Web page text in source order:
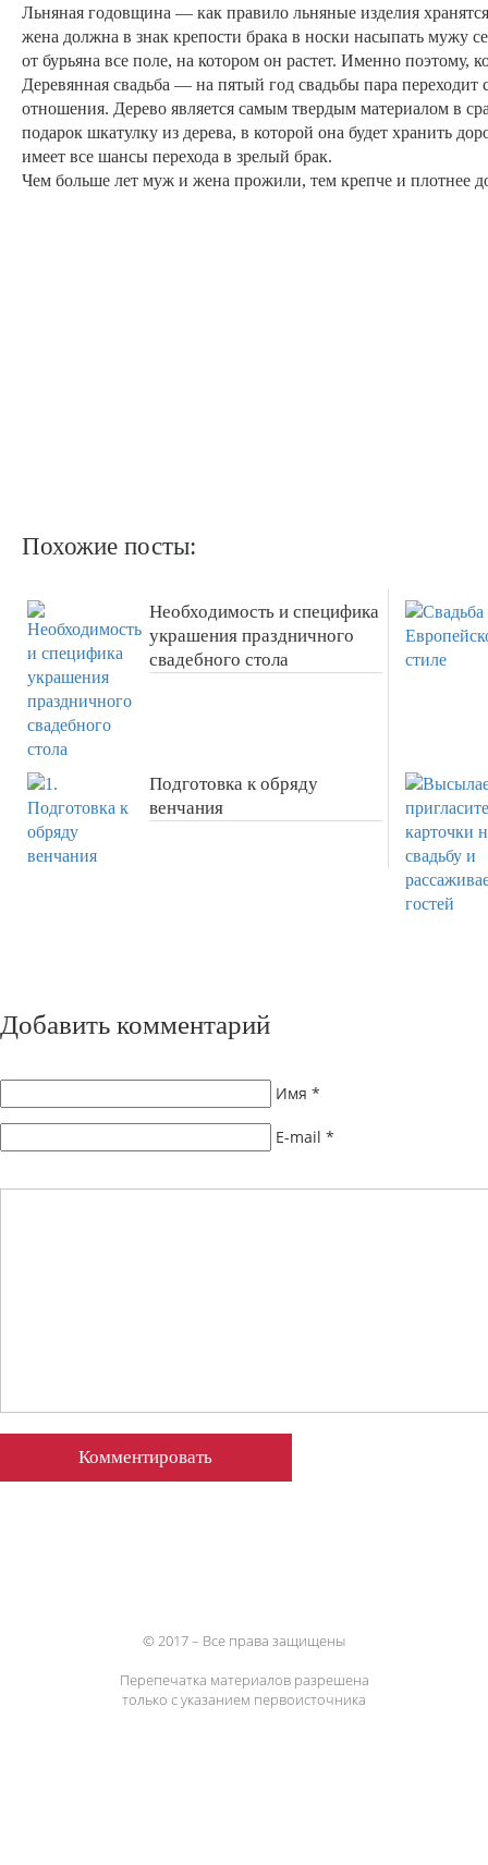
Льняная годовщина — как правило льняные изделия
жена должна в знак крепости брака в носки насыпать мужу
от бурьяна все поле, на котором он растет. Именно
Деревянная свадьба — на пятый год свадьбы пара
отношения. Дерево является самым твердым материалом в
подарок шкатулку из дерева, в которой она будет хранить
имеет все шансы перехода в зрелый брак.
Чем больше лет муж и жена прожили, тем крепче и плотнее
Похожие посты:
Необходимость и специфика
украшения праздничного
свадебного стола
Подготовка к обряду
венчания
Добавить комментарий
Имя *
E-mail *
© 2017 – Все права защищены
Перепечатка материалов разрешена
только с указанием первоисточника